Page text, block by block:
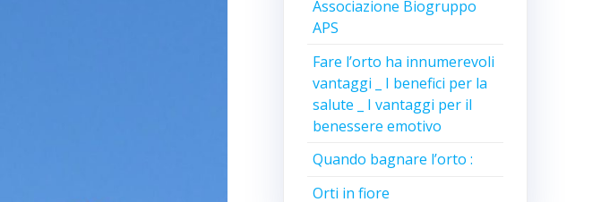
Associazione Biogruppo
APS
Fare l’orto ha innumerevoli
vantaggi _ I benefici per la
salute _ I vantaggi per il
benessere emotivo
Quando bagnare l’orto :
Orti in fiore